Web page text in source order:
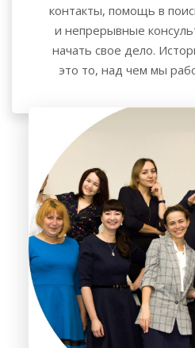
контакты, помощь в
и непрерывные
начать свое дело.
это то, над чем мы